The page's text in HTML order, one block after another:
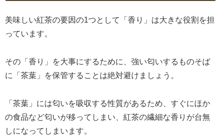
美味しい紅茶の要因の1つとして「香り」は大きな役割を担
っています。
その「香り」を大事にするために、強い匂いするものそば
に「茶葉」を保管することは絶対避けましょう。
「茶葉」には匂いを吸収する性質があるため、すぐにほか
の食品など匂いが移ってしまい、紅茶の繊細な香りが台無
しになってしまいます。